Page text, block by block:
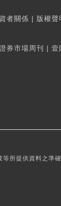
者關係 | 版權聲
券市場周刊 | 壹
所提供資料之準